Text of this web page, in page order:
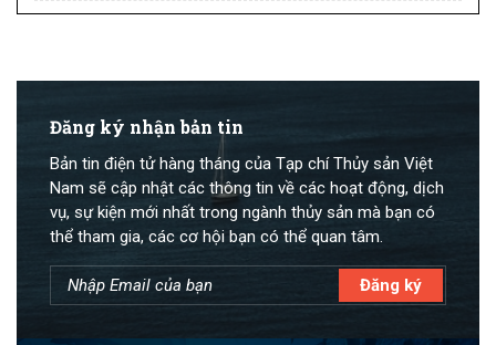
Đăng ký nhận bản tin
Bản tin điện tử hàng tháng của Tạp chí Thủy sản Việt
Nam sẽ cập nhật các thông tin về các hoạt động, dịch
vụ, sự kiện mới nhất trong ngành thủy sản mà bạn có
thể tham gia, các cơ hội bạn có thể quan tâm.